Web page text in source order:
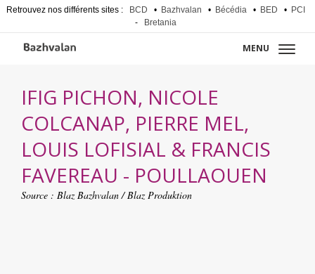
Retrouvez nos différents sites : BCD • Bazhvalan • Bécédia • BED •
PCI
-
Bretania
MENU
IFIG PICHON, NICOLE
COLCANAP, PIERRE MEL,
LOUIS LOFISIAL & FRANCIS
FAVEREAU - POULLAOUEN
Source : Blaz Bazhvalan / Blaz Produktion